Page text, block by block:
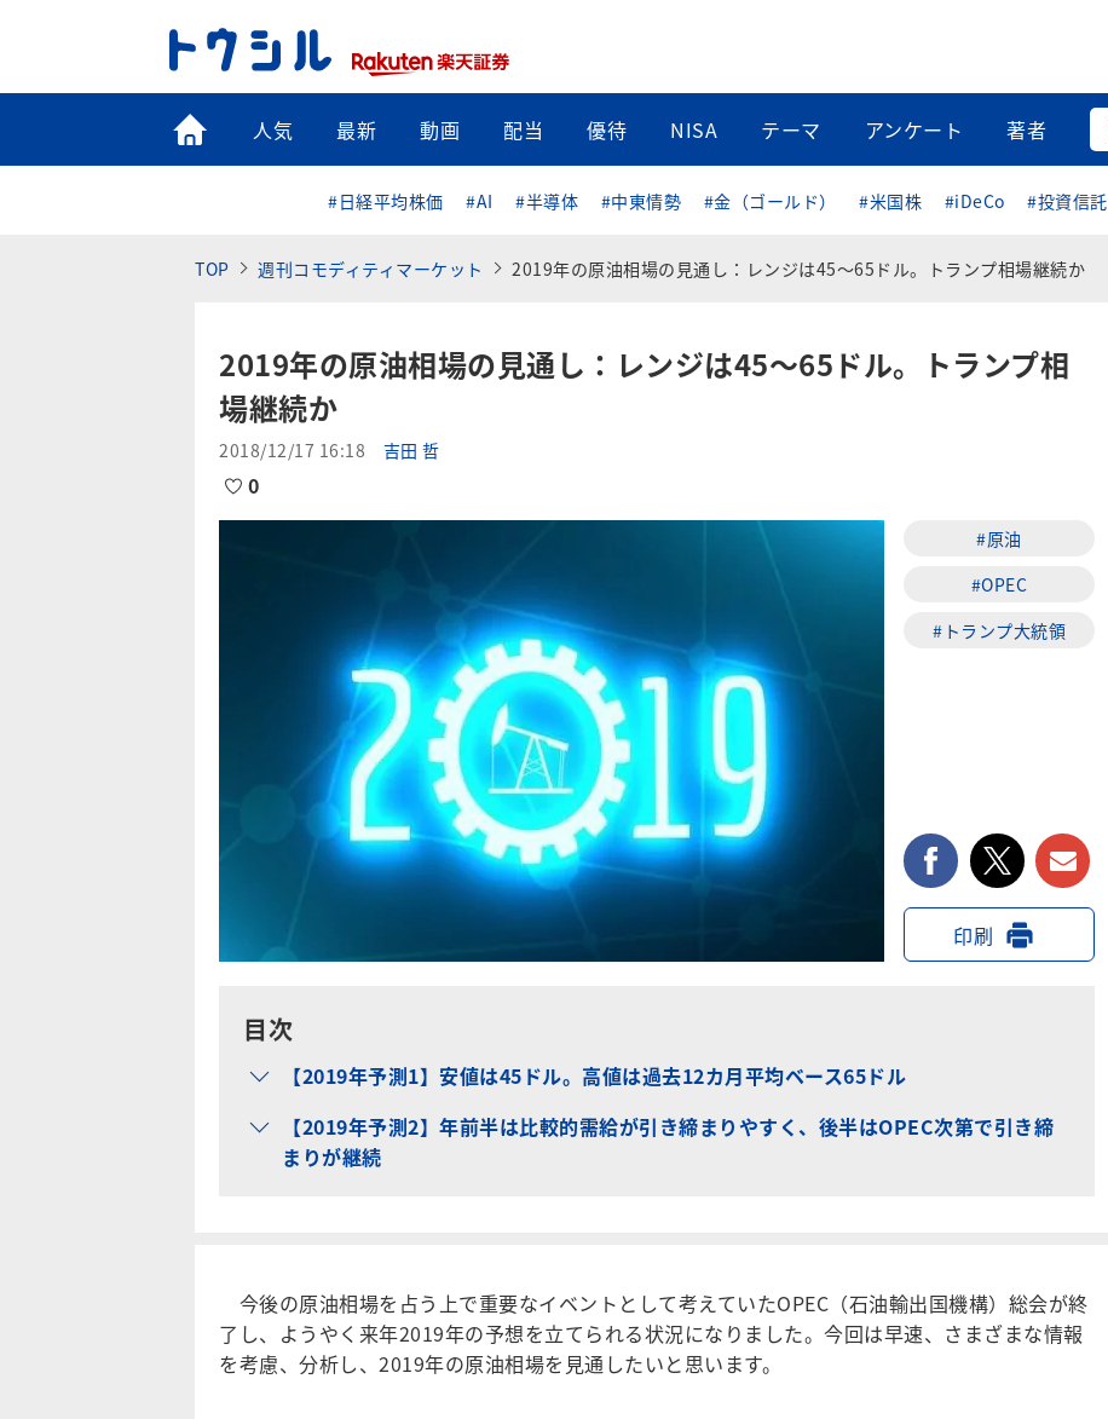
トップ
人気 最新 動画 配当 優待 NISA テーマ アンケート 著者
#日経平均株価 #AI #半導体 #中東情勢 #金（ゴールド） #米国株 #iDeCo #投資信託
TOP 週刊コモディティマーケット 2019年の原油相場の見通し：レンジは45～65ドル。トランプ相場継続か
2019年の原油相場の見通し：レンジは45～65ドル。トランプ相
場継続か
2018/12/17 16:18 吉田 哲
0
#原油
#OPEC
#トランプ大統領
facebooktwitter
印刷
目次
【2019年予測1】安値は45ドル。高値は過去12カ月平均ベース65ドル
【2019年予測2】年前半は比較的需給が引き締まりやすく、後半はOPEC次第で引き締
まりが継続
今後の原油相場を占う上で重要なイベントとして考えていたOPEC（石油輸出国機構）総会が終
了し、ようやく来年2019年の予想を立てられる状況になりました。今回は早速、さまざまな情報
を考慮、分析し、2019年の原油相場を見通したいと思います。